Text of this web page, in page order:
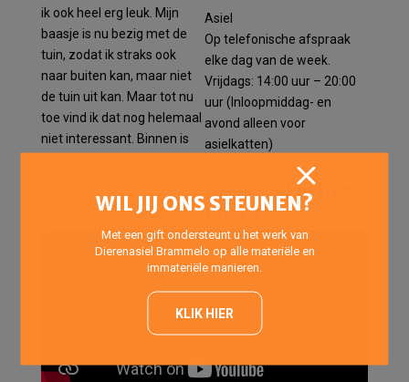
ik ook heel erg leuk. Mijn
baasje is nu bezig met de
tuin, zodat ik straks ook
naar buiten kan, maar niet
de tuin uit kan. Maar tot nu
toe vind ik dat nog helemaal
niet interessant. Binnen is
hier wonen. Daarbij is mijn
dat doe ik het liefste binnen
op een heerlijk plekje. Bij
wel wat aan mocht komen,
nou dat is wel gelukt. Ik krijg
maar ben wel heel
Asiel
Op telefonische afspraak
elke dag van de week.
Vrijdags: 14:00 uur – 20:00
uur (Inloopmiddag- en
avond alleen voor
asielkatten)
Ons Asiel in het
nieuws
WIL JIJ ONS STEUNEN?
Met een gift ondersteunt u het werk van
Dierenasiel Brammelo op alle materiële en
immateriële manieren.
KLIK HIER